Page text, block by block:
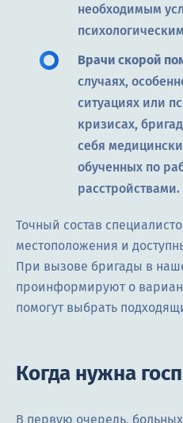
необходимым
Врачи скорой
случаях,
ситуациях или
кризисах,
себя
обученных по
расстройствами.
Точный состав
местоположения и
При вызове бригады в
проинформируют о
помогут выбрать
Когда нужна
В первую очередь,